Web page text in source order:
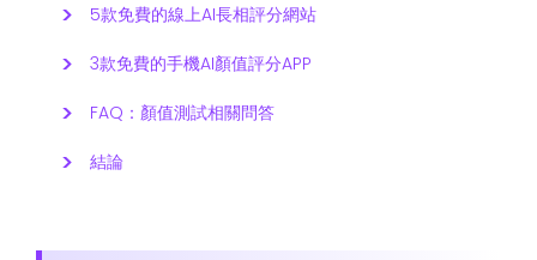
5款免費的線上AI長相評分網站
3款免費的手機AI顏值評分APP
FAQ：顏值測試相關問答
結論